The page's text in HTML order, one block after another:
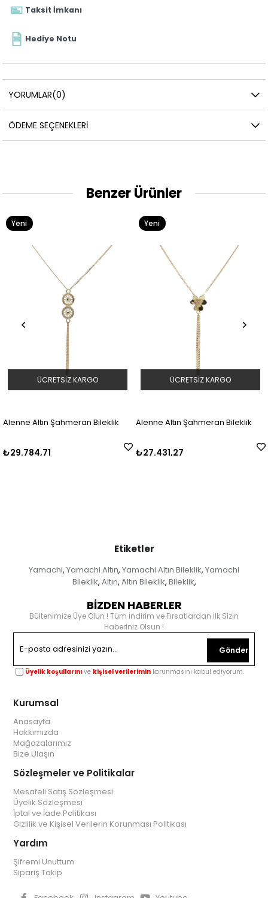
Taksit İmkanı
Hediye Notu
YORUMLAR(0)
ÖDEME SEÇENEKLERI
Benzer Ürünler
Alenne Altın Şahmeran Bileklik
₺29.784,71
ÜCRETSIZ KARGO
Yeni
Alenne Altın Şahmeran Bileklik
₺27.431,27
ÜCRETSIZ KARGO
Yeni
Etiketler
Yamachi, Yamachi Altın, Yamachi Altın Bileklik, Yamachi
Bileklik, Altın, Altın Bileklik, Bileklik,
BİZDEN HABERLER
Bültenimize Üye Olun ! Tüm İndirim ve Fırsatlardan İlk Sizin
Haberiniz Olsun !
Gönder
Üyelik koşullarını ve kişisel verilerimin korunmasını kabul ediyorum.
Kurumsal
Anasayfa
Hakkımızda
Mağazalarımız
Bize Ulaşın
Sözleşmeler ve Politikalar
Mesafeli Satış Sözleşmesi
Üyelik Sözleşmesi
İptal ve İade Politikası
Gizlilik ve Kişisel Verilerin Korunması Politikası
Yardım
Şifremi Unuttum
Sipariş Takip